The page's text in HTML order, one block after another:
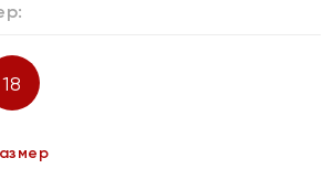
18